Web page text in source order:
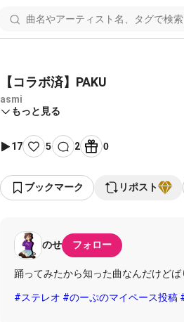
【コラボ済】PAKU
asmi
もっと見る
17 5 2 0
ブックマーク リポスト
のせ フォロー
踊ってみたから知った曲なんだけど
#ステレオ #のーぷのマイペース投稿